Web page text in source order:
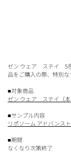
ゼン ウェア ステイ 5色
品をご購入の際、特別な
■対象商品
ゼン ウェア ステイ（
■サンプル内容
リポソーム アドバンス
■期間
なくなり次第終了